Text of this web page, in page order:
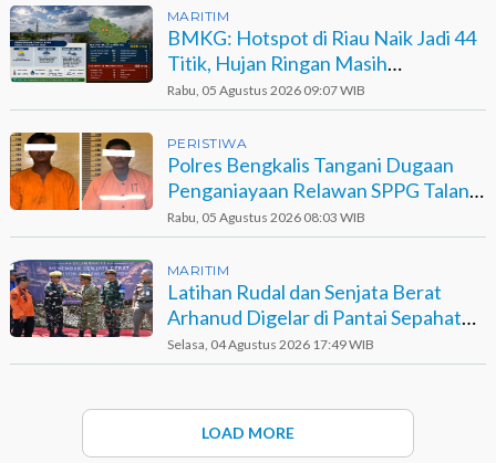
MARITIM
BMKG: Hotspot di Riau Naik Jadi 44
Titik, Hujan Ringan Masih
Berpotensi Terjadi
Rabu, 05 Agustus 2026 09:07 WIB
PERISTIWA
Polres Bengkalis Tangani Dugaan
Penganiayaan Relawan SPPG Talang
Muandau
Rabu, 05 Agustus 2026 08:03 WIB
MARITIM
Latihan Rudal dan Senjata Berat
Arhanud Digelar di Pantai Sepahat
Bengkalis
Selasa, 04 Agustus 2026 17:49 WIB
LOAD MORE